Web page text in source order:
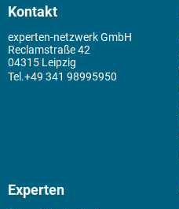
Kontakt
experten-netzwerk GmbH
Reclamstraße 42
04315 Leipzig
+49 341 98995950
Experten